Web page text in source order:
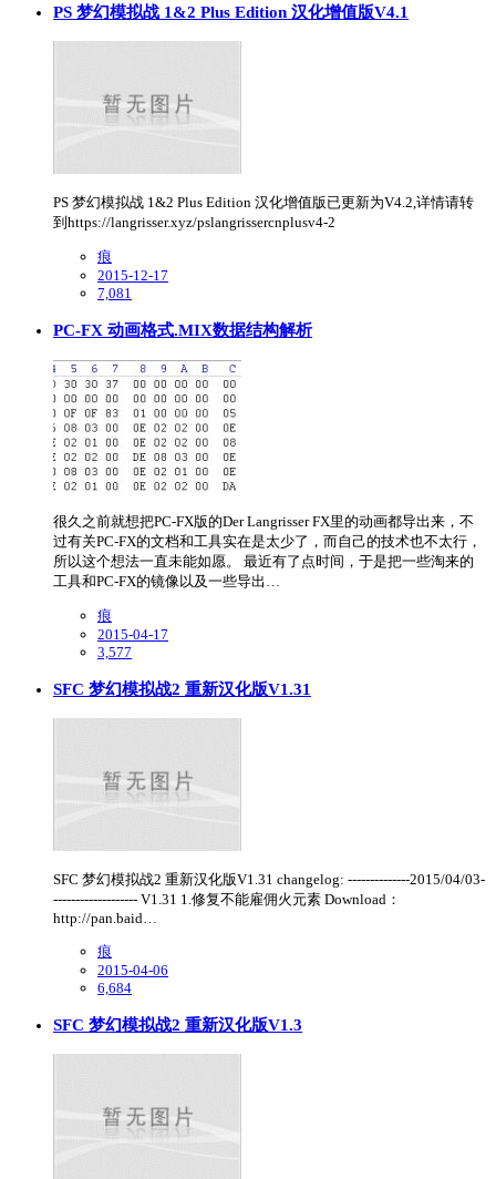
PS 梦幻模拟战 1&2 Plus Edition 汉化增值版V4.1
PS 梦幻模拟战 1&2 Plus Edition 汉化增值版已更新为V4.2,详情请转
到https://langrisser.xyz/pslangrissercnplusv4-2
痕
2015-12-17
7,081
PC-FX 动画格式.MIX数据结构解析
很久之前就想把PC-FX版的Der Langrisser FX里的动画都导出来，不
过有关PC-FX的文档和工具实在是太少了，而自己的技术也不太行，
所以这个想法一直未能如愿。 最近有了点时间，于是把一些淘来的
工具和PC-FX的镜像以及一些导出…
痕
2015-04-17
3,577
SFC 梦幻模拟战2 重新汉化版V1.31
SFC 梦幻模拟战2 重新汉化版V1.31 changelog: --------------2015/04/03-
------------------- V1.31 1.修复不能雇佣火元素 Download：
http://pan.baid…
痕
2015-04-06
6,684
SFC 梦幻模拟战2 重新汉化版V1.3